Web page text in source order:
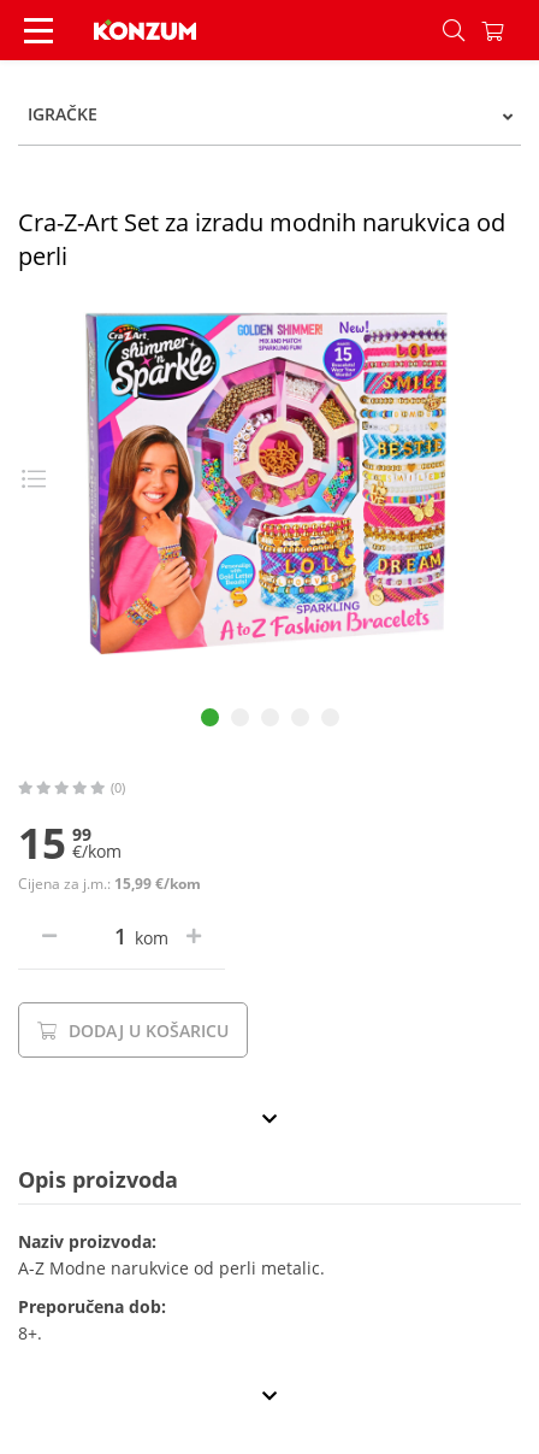
Cra-Z-Art Set za izradu modnih narukvica od
IGRAČKE
Cra-Z-Art Set za izradu modnih narukvica od
perli
(0)
15 99
€/kom
Cijena za j.m.: 15,99 €/kom
kom
DODAJ U KOŠARICU
Opis proizvoda
Naziv proizvoda:
A-Z Modne narukvice od perli metalic.
Preporučena dob:
8+.